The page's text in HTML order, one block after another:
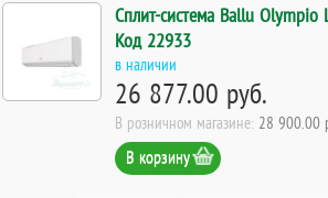
Сплит-система Ballu Olympio
Код 22933
в наличии
26 877.00 руб.
В розничном магазине: 28 900.00
В корзину